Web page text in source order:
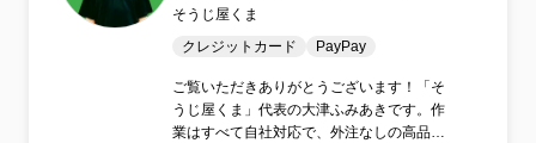
そうじ屋くま
クレジットカード
PayPay
ご覧いただきありがとうございます！「そ
うじ屋くま」代表の大津ふみあきです。作
業はすべて自社対応で、外注なしの高品質